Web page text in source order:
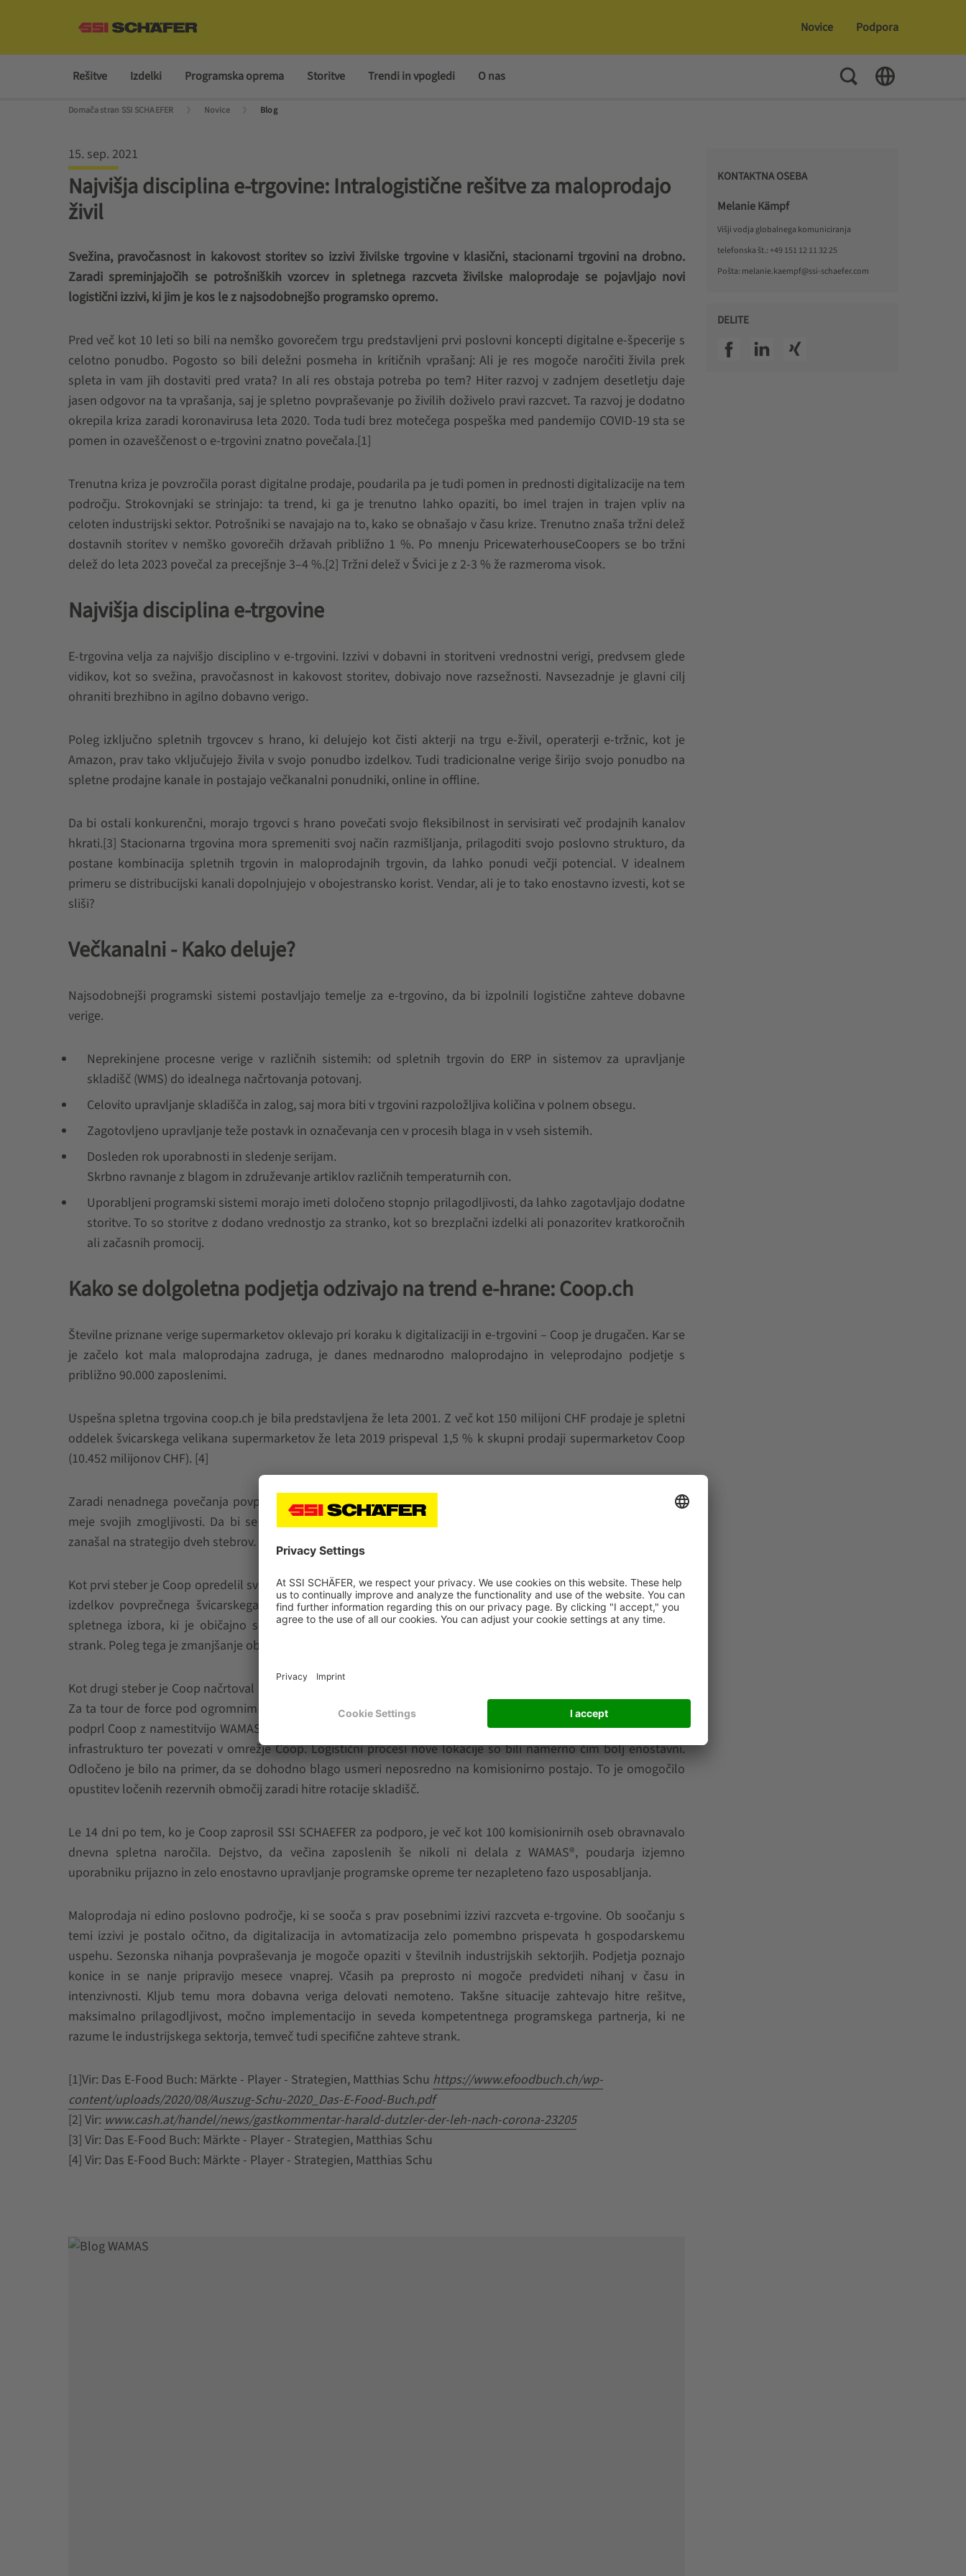
Novice Podpora
Rešitve Izdelki Programska oprema Storitve Trendi in vpogledi O nas
Preklopi iskanje
Toggle
Domača stran SSI SCHAEFER Novice Blog
15. sep. 2021
Najvišja disciplina e-trgovine: Intralogistične rešitve za maloprodajo
živil
Svežina, pravočasnost in kakovost storitev so izzivi živilske trgovine v klasični, stacionarni trgovini na drobno.
Zaradi spreminjajočih se potrošniških vzorcev in spletnega razcveta živilske maloprodaje se pojavljajo novi
logistični izzivi, ki jim je kos le z najsodobnejšo programsko opremo.
Pred več kot 10 leti so bili na nemško govorečem trgu predstavljeni prvi poslovni koncepti digitalne e-špecerije s
celotno ponudbo. Pogosto so bili deležni posmeha in kritičnih vprašanj: Ali je res mogoče naročiti živila prek
spleta in vam jih dostaviti pred vrata? In ali res obstaja potreba po tem? Hiter razvoj v zadnjem desetletju daje
jasen odgovor na ta vprašanja, saj je spletno povpraševanje po živilih doživelo pravi razcvet. Ta razvoj je dodatno
okrepila kriza zaradi koronavirusa leta 2020. Toda tudi brez motečega pospeška med pandemijo COVID-19 sta se
pomen in ozaveščenost o e-trgovini znatno povečala.[1]
Trenutna kriza je povzročila porast digitalne prodaje, poudarila pa je tudi pomen in prednosti digitalizacije na tem
področju. Strokovnjaki se strinjajo: ta trend, ki ga je trenutno lahko opaziti, bo imel trajen in trajen vpliv na
celoten industrijski sektor. Potrošniki se navajajo na to, kako se obnašajo v času krize. Trenutno znaša tržni delež
dostavnih storitev v nemško govorečih državah približno 1 %. Po mnenju PricewaterhouseCoopers se bo tržni
delež do leta 2023 povečal za precejšnje 3–4 %.[2] Tržni delež v Švici je z 2-3 % že razmeroma visok.
Najvišja disciplina e-trgovine
E-trgovina velja za najvišjo disciplino v e-trgovini. Izzivi v dobavni in storitveni vrednostni verigi, predvsem glede
vidikov, kot so svežina, pravočasnost in kakovost storitev, dobivajo nove razsežnosti. Navsezadnje je glavni cilj
ohraniti brezhibno in agilno dobavno verigo.
Poleg izključno spletnih trgovcev s hrano, ki delujejo kot čisti akterji na trgu e-živil, operaterji e-tržnic, kot je
Amazon, prav tako vključujejo živila v svojo ponudbo izdelkov. Tudi tradicionalne verige širijo svojo ponudbo na
spletne prodajne kanale in postajajo večkanalni ponudniki, online in offline.
Da bi ostali konkurenčni, morajo trgovci s hrano povečati svojo fleksibilnost in servisirati več prodajnih kanalov
hkrati.[3] Stacionarna trgovina mora spremeniti svoj način razmišljanja, prilagoditi svojo poslovno strukturo, da
postane kombinacija spletnih trgovin in maloprodajnih trgovin, da lahko ponudi večji potencial. V idealnem
primeru se distribucijski kanali dopolnjujejo v obojestransko korist. Vendar, ali je to tako enostavno izvesti, kot se
sliši?
Večkanalni - Kako deluje?
Najsodobnejši programski sistemi postavljajo temelje za e-trgovino, da bi izpolnili logistične zahteve dobavne
verige.
Neprekinjene procesne verige v različnih sistemih: od spletnih trgovin do ERP in sistemov za upravljanje
skladišč (WMS) do idealnega načrtovanja potovanj.
Celovito upravljanje skladišča in zalog, saj mora biti v trgovini razpoložljiva količina v polnem obsegu.
Zagotovljeno upravljanje teže postavk in označevanja cen v procesih blaga in v vseh sistemih.
Dosleden rok uporabnosti in sledenje serijam.
Skrbno ravnanje z blagom in združevanje artiklov različnih temperaturnih con.
Uporabljeni programski sistemi morajo imeti določeno stopnjo prilagodljivosti, da lahko zagotavljajo dodatne
storitve. To so storitve z dodano vrednostjo za stranko, kot so brezplačni izdelki ali ponazoritev kratkoročnih
ali začasnih promocij.
Kako se dolgoletna podjetja odzivajo na trend e-hrane: Coop.ch
Številne priznane verige supermarketov oklevajo pri koraku k digitalizaciji in e-trgovini – Coop je drugačen. Kar se
je začelo kot mala maloprodajna zadruga, je danes mednarodno maloprodajno in veleprodajno podjetje s
približno 90.000 zaposlenimi.
Uspešna spletna trgovina coop.ch je bila predstavljena že leta 2001. Z več kot 150 milijoni CHF prodaje je spletni
oddelek švicarskega velikana supermarketov že leta 2019 prispeval 1,5 % k skupni prodaji supermarketov Coop
(10.452 milijonov CHF). [4]
Zaradi nenadnega povečanja povpraševanja med zaprtjem zaradi COVID-19 spomladi 2020 je podjetje doseglo
meje svojih zmogljivosti. Da bi se izognili ozkim grlom pri dobavi, je bilo treba najti hitro rešitev. Coop se je
zanašal na strategijo dveh stebrov.
Kot prvi steber je Coop opredelil svoj izbor Top 100 izdelkov za e-com sektor, ki je vseboval 100 najpomembnejših
izdelkov povprečnega švicarskega gospodinjstva. S tem ukrepom je Coop uspel hitro odpraviti zapletenost
spletnega izbora, ki je običajno sestavljen iz 11.000 člankov, in to brez opaznega zmanjšanja povpraševanja
strank. Poleg tega je zmanjšanje obsega izbire artiklov kupcem poenostavilo nakupovalno izkušnjo.
Kot drugi steber je Coop načrtoval novo lokacijo skladišča za sortiment Top 100. Čas izvedbe? Neverjetnih 14 dni.
Za ta tour de force pod ogromnim časovnim pritiskom je Coop najel 6.000 m² veliko skladišče. SSI SCHAEFER je
podprl Coop z namestitvijo WAMAS®. Novo lokacijo je bilo treba od začetka opremiti z informacijsko in logistično
infrastrukturo ter povezati v omrežje Coop. Logistični procesi nove lokacije so bili namerno čim bolj enostavni.
Odločeno je bilo na primer, da se dohodno blago usmeri neposredno na komisionirno postajo. To je omogočilo
opustitev ločenih rezervnih območij zaradi hitre rotacije skladišč.
Le 14 dni po tem, ko je Coop zaprosil SSI SCHAEFER za podporo, je več kot 100 komisionirnih oseb obravnavalo
dnevna spletna naročila. Dejstvo, da večina zaposlenih še nikoli ni delala z WAMAS®, poudarja izjemno
uporabniku prijazno in zelo enostavno upravljanje programske opreme ter nezapleteno fazo usposabljanja.
Maloprodaja ni edino poslovno področje, ki se sooča s prav posebnimi izzivi razcveta e-trgovine. Ob soočanju s
temi izzivi je postalo očitno, da digitalizacija in avtomatizacija zelo pomembno prispevata h gospodarskemu
uspehu. Sezonska nihanja povpraševanja je mogoče opaziti v številnih industrijskih sektorjih. Podjetja poznajo
konice in se nanje pripravijo mesece vnaprej. Včasih pa preprosto ni mogoče predvideti nihanj v času in
intenzivnosti. Kljub temu mora dobavna veriga delovati nemoteno. Takšne situacije zahtevajo hitre rešitve,
maksimalno prilagodljivost, močno implementacijo in seveda kompetentnega programskega partnerja, ki ne
razume le industrijskega sektorja, temveč tudi specifične zahteve strank.
[1]Vir: Das E-Food Buch: Märkte - Player - Strategien, Matthias Schu https://www.efoodbuch.ch/wp-
content/uploads/2020/08/Auszug-Schu-2020_Das-E-Food-Buch.pdf
[2] Vir: www.cash.at/handel/news/gastkommentar-harald-dutzler-der-leh-nach-corona-23205
[3] Vir: Das E-Food Buch: Märkte - Player - Strategien, Matthias Schu
[4] Vir: Das E-Food Buch: Märkte - Player - Strategien, Matthias Schu
KONTAKTNA OSEBA
Melanie Kämpf
Višji vodja globalnega komuniciranja
telefonska št.: +49 151 12 11 32 25
Pošta: melanie.kaempf@ssi-schaefer.com
DELITE
SSI facebook
SSI linkedin
SSI xing